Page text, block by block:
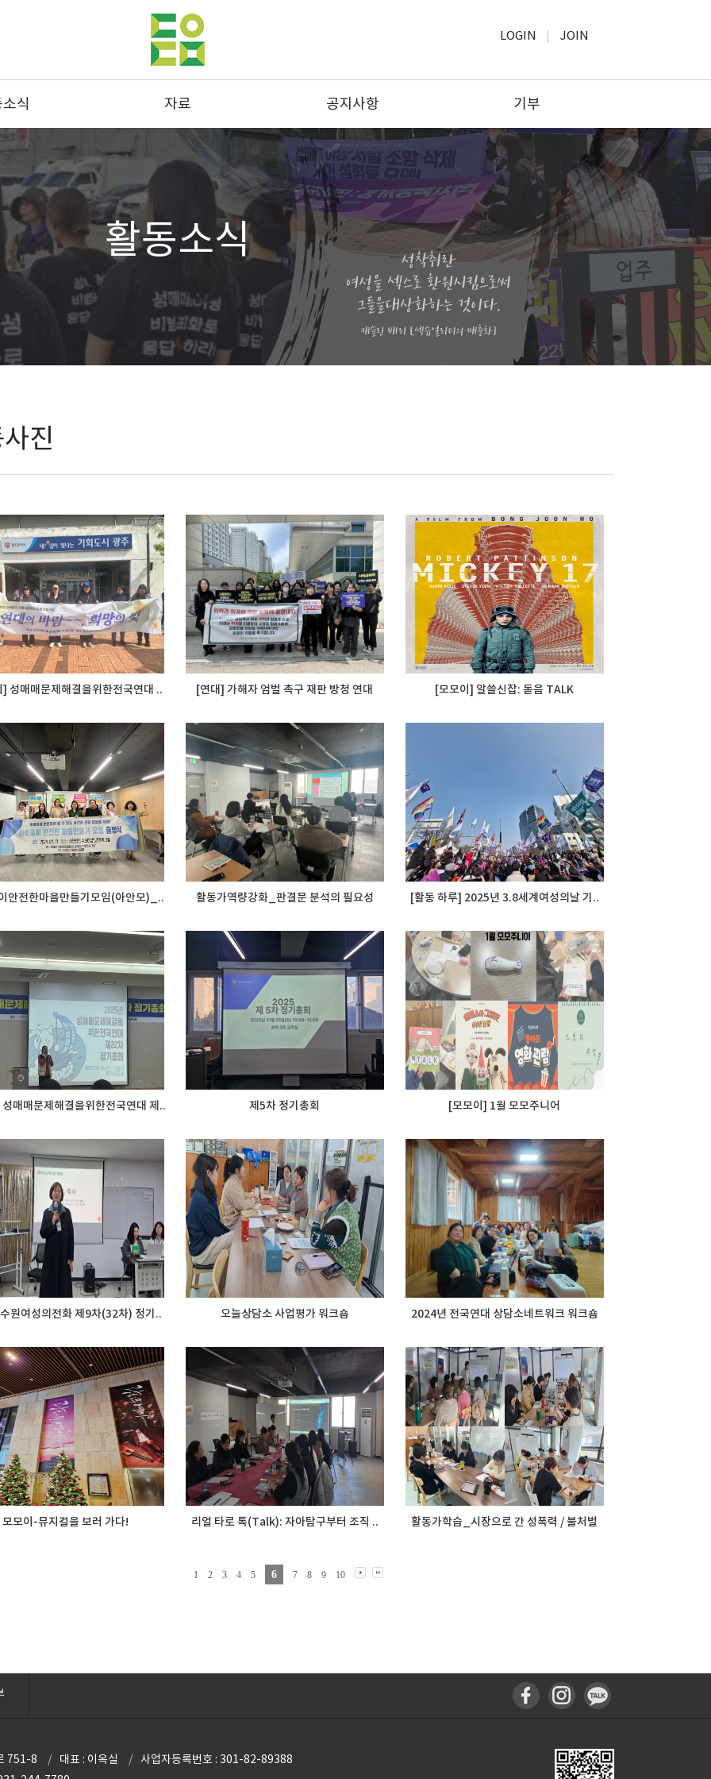
LOGIN JOIN
식
사진
레터
뉴스
크랩
자료
성명 및 연명
공지사항
공지사항
결산보고
채용공고
기부
모금윤리
기부하기
활동소식
진
성매매문제해결을위한전국연대 .. [연대] 가해자 엄벌 촉구 재판 방청 연대 [모모이] 알쓸신잡: 돋음 TALK
안전한마을만들기모임(아안모)_.. 활동가역량강화_판결문 분석의 필요성 [활동 하루] 2025년 3.8세계여성의날 기..
매매문제해결을위한전국연대 제.. 제5차 정기총회 [모모이] 1월 모모주니어
원여성의전화 제9차(32차) 정기.. 오늘상담소 사업평가 워크숍 2024년 전국연대 상담소네트워크 워크숍
모모이-뮤지컬을 보러 가다! 리얼 타로 톡(Talk): 자아탐구부터 조직 .. 활동가학습_시장으로 간 성폭력 / 불처벌
1 2 3 4 5 6 7 8 9 10
751-8 대표 : 이옥실
사업자등록번호 : 301-82-89388